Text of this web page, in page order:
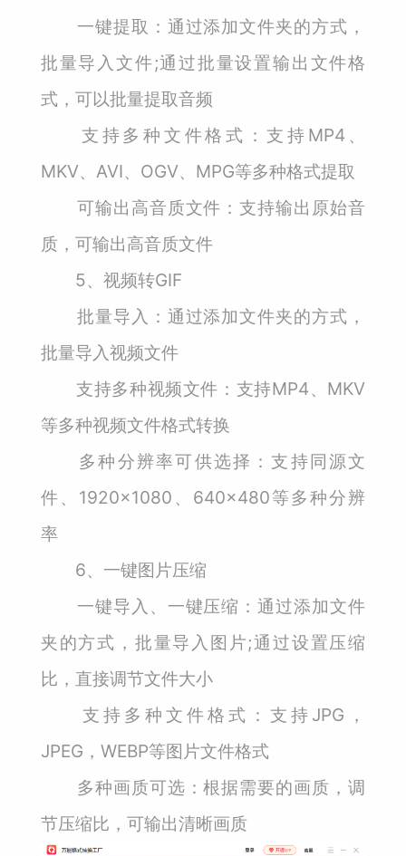
一键提取：通过添加文件夹的方式，
批量导入文件;通过批量设置输出文件格
式，可以批量提取音频
支持多种文件格式：支持MP4、
MKV、AVI、OGV、MPG等多种格式提取
可输出高音质文件：支持输出原始音
质，可输出高音质文件
5、视频转GIF
批量导入：通过添加文件夹的方式，
批量导入视频文件
支持多种视频文件：支持MP4、MKV
等多种视频文件格式转换
多种分辨率可供选择：支持同源文
件、1920×1080、640×480等多种分辨
率
6、一键图片压缩
一键导入、一键压缩：通过添加文件
夹的方式，批量导入图片;通过设置压缩
比，直接调节文件大小
支持多种文件格式：支持JPG，
JPEG，WEBP等图片文件格式
多种画质可选：根据需要的画质，调
节压缩比，可输出清晰画质